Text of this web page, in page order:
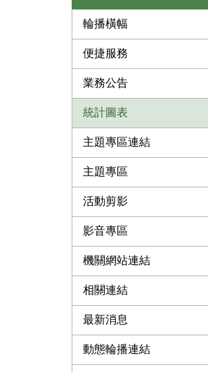
輪播橫幅
便捷服務
業務公告
統計圖表
主題專區連結
主題專區
活動剪影
影音專區
機關網站連結
相關連結
最新消息
動態輪播連結